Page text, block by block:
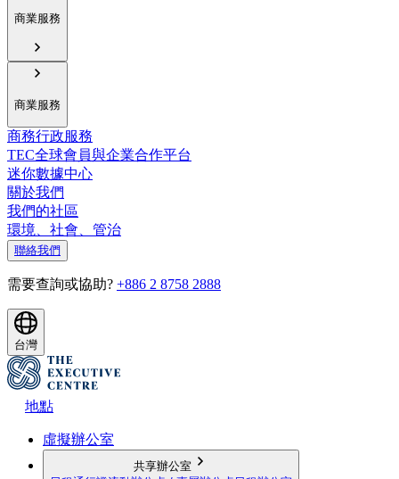
商業服務
商業服務
商務行政服務
TEC全球會員與企業合作平台
迷你數據中心
關於我們
我們的社區
環境、社會、管治
聯絡我們
需要查詢或協助? +886 2 8758 2888
台灣
地點
虛擬辦公室
共享辦公室